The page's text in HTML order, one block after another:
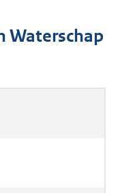
Waterschap